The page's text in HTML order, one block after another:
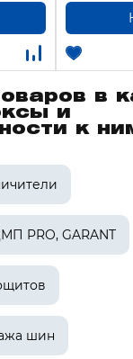
в
и
к
PRO, GARANT
шин